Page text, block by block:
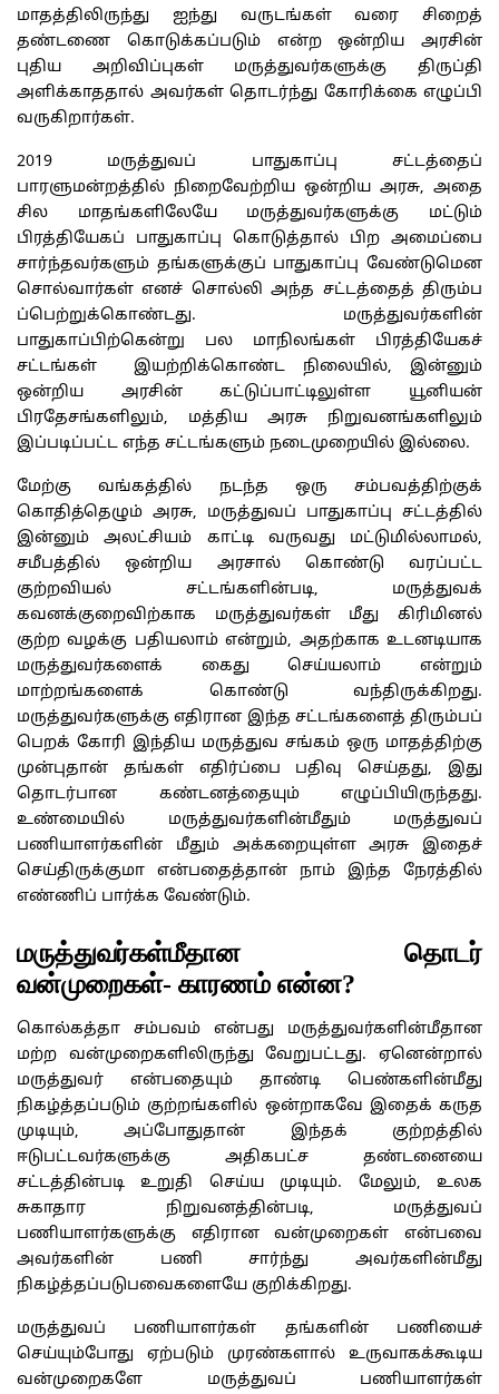
மாதத்திலிருந்து ஐந்து வருடங்கள் வரை சிறைத்
தண்டணை கொடுக்கப்படும் என்ற ஒன்றிய அரசின்
புதிய அறிவிப்புகள் மருத்துவர்களுக்கு திருப்தி
அளிக்காததால் அவர்கள் தொடர்ந்து கோரிக்கை எழுப்பி
வருகிறார்கள்.
2019 மருத்துவப் பாதுகாப்பு சட்டத்தைப்
பாரளுமன்றத்தில் நிறைவேற்றிய ஒன்றிய அரசு, அதை
சில மாதங்களிலேயே மருத்துவர்களுக்கு மட்டும்
பிரத்தியேகப் பாதுகாப்பு கொடுத்தால் பிற அமைப்பை
சார்ந்தவர்களும் தங்களுக்குப் பாதுகாப்பு வேண்டுமென
சொல்வார்கள் எனச் சொல்லி அந்த சட்டத்தைத் திரும்ப
ப்பெற்றுக்கொண்டது. மருத்துவர்களின்
பாதுகாப்பிற்கென்று பல மாநிலங்கள் பிரத்தியேகச்
சட்டங்கள் இயற்றிக்கொண்ட நிலையில், இன்னும்
ஒன்றிய அரசின் கட்டுப்பாட்டிலுள்ள யூனியன்
பிரதேசங்களிலும், மத்திய அரசு நிறுவனங்களிலும்
இப்படிப்பட்ட எந்த சட்டங்களும் நடைமுறையில் இல்லை.
மேற்கு வங்கத்தில் நடந்த ஒரு சம்பவத்திற்குக்
கொதித்தெழும் அரசு, மருத்துவப் பாதுகாப்பு சட்டத்தில்
இன்னும் அலட்சியம் காட்டி வருவது மட்டுமில்லாமல்,
சமீபத்தில் ஒன்றிய அரசால் கொண்டு வரப்பட்ட
குற்றவியல் சட்டங்களின்படி, மருத்துவக்
கவனக்குறைவிற்காக மருத்துவர்கள் மீது கிரிமினல்
குற்ற வழக்கு பதியலாம் என்றும், அதற்காக உடனடியாக
மருத்துவர்களைக் கைது செய்யலாம் என்றும்
மாற்றங்களைக் கொண்டு வந்திருக்கிறது.
மருத்துவர்களுக்கு எதிரான இந்த சட்டங்களைத் திரும்பப்
பெறக் கோரி இந்திய மருத்துவ சங்கம் ஒரு மாதத்திற்கு
முன்புதான் தங்கள் எதிர்ப்பை பதிவு செய்தது, இது
தொடர்பான கண்டனத்தையும் எழுப்பியிருந்தது.
உண்மையில் மருத்துவர்களின்மீதும் மருத்துவப்
பணியாளர்களின் மீதும் அக்கறையுள்ள அரசு இதைச்
செய்திருக்குமா என்பதைத்தான் நாம் இந்த நேரத்தில்
எண்ணிப் பார்க்க வேண்டும்.
மருத்துவர்கள்மீதான தொடர்
வன்முறைகள்- காரணம் என்ன?
கொல்கத்தா சம்பவம் என்பது மருத்துவர்களின்மீதான
மற்ற வன்முறைகளிலிருந்து வேறுபட்டது. ஏனென்றால்
மருத்துவர் என்பதையும் தாண்டி பெண்களின்மீது
நிகழ்த்தப்படும் குற்றங்களில் ஒன்றாகவே இதைக் கருத
முடியும், அப்போதுதான் இந்தக் குற்றத்தில்
ஈடுபட்டவர்களுக்கு அதிகபட்ச தண்டனையை
சட்டத்தின்படி உறுதி செய்ய முடியும். மேலும், உலக
சுகாதார நிறுவனத்தின்படி, மருத்துவப்
பணியாளர்களுக்கு எதிரான வன்முறைகள் என்பவை
அவர்களின் பணி சார்ந்து அவர்களின்மீது
நிகழ்த்தப்படுபவைகளையே குறிக்கிறது.
மருத்துவப் பணியாளர்கள் தங்களின் பணியைச்
செய்யும்போது ஏற்படும் முரண்களால் உருவாகக்கூடிய
வன்முறைகளே மருத்துவப் பணியாளர்கள்